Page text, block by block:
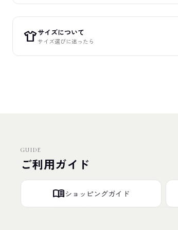
apparelサイズについて
サイズ選びに迷ったら
GUIDE
ご利用ガイド
menu_bookショッピングガイド